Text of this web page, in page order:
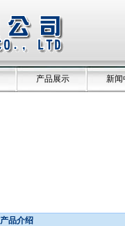
产品展示 新闻
产品介绍